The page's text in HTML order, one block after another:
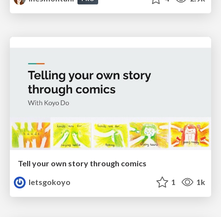
Tell your own story through comics
letsgokoyo
1 1k